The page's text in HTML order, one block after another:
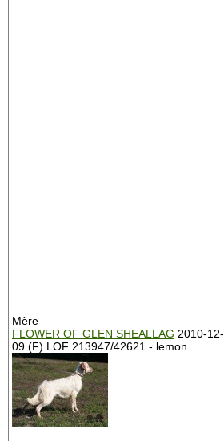
Mère
FLOWER OF GLEN SHEALLAG 2010-12-
09 (F) LOF 213947/42621 - lemon